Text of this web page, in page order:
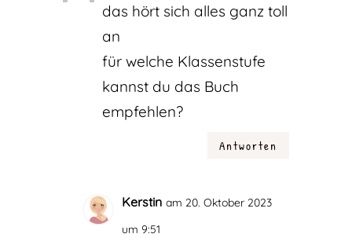
das hört sich alles ganz toll
an
für welche Klassenstufe
kannst du das Buch
empfehlen?
Antworten
Kerstin am 20. Oktober 2023
um 9:51